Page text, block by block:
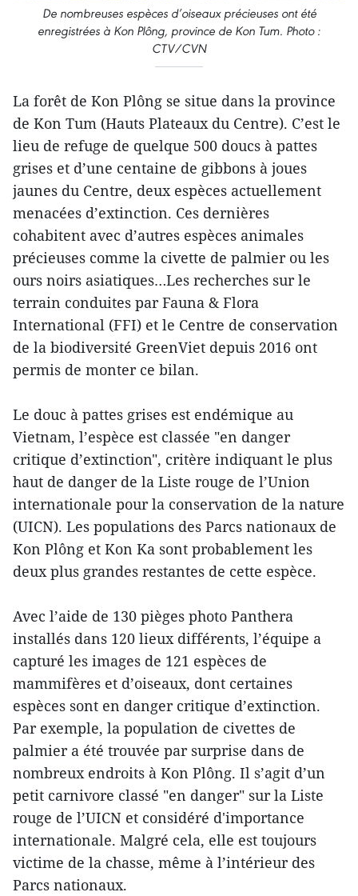
De nombreuses espèces d’oiseaux précieuses ont été
enregistrées à Kon Plông, province de Kon Tum. Photo :
CTV/CVN
La forêt de Kon Plông se situe dans la province
de Kon Tum (Hauts Plateaux du Centre). C’est le
lieu de refuge de quelque 500 doucs à pattes
grises et d’une centaine de gibbons à joues
jaunes du Centre, deux espèces actuellement
menacées d’extinction. Ces dernières
cohabitent avec d’autres espèces animales
précieuses comme la civette de palmier ou les
ours noirs asiatiques…Les recherches sur le
terrain conduites par Fauna & Flora
International (FFI) et le Centre de conservation
de la biodiversité GreenViet depuis 2016 ont
permis de monter ce bilan.
Le douc à pattes grises est endémique au
Vietnam, l’espèce est classée "en danger
critique d’extinction", critère indiquant le plus
haut de danger de la Liste rouge de l’Union
internationale pour la conservation de la nature
(UICN). Les populations des Parcs nationaux de
Kon Plông et Kon Ka sont probablement les
deux plus grandes restantes de cette espèce.
Avec l’aide de 130 pièges photo Panthera
installés dans 120 lieux différents, l’équipe a
capturé les images de 121 espèces de
mammifères et d’oiseaux, dont certaines
espèces sont en danger critique d’extinction.
Par exemple, la population de civettes de
palmier a été trouvée par surprise dans de
nombreux endroits à Kon Plông. Il s’agit d’un
petit carnivore classé "en danger" sur la Liste
rouge de l’UICN et considéré d'importance
internationale. Malgré cela, elle est toujours
victime de la chasse, même à l’intérieur des
Parcs nationaux.